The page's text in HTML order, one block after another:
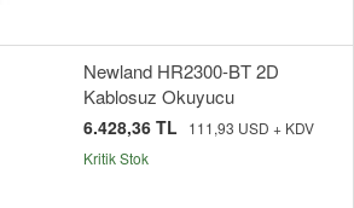
Newland HR2300-BT 2D
Kablosuz Okuyucu
6.428,36 TL
111,93 USD + KDV
Kritik Stok